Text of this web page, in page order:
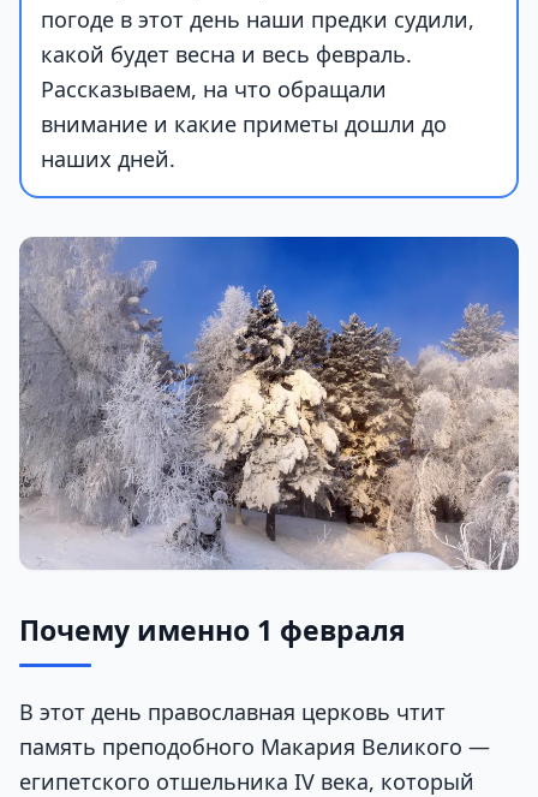
погоде в этот день наши предки судили,
какой будет весна и весь февраль.
Рассказываем, на что обращали
внимание и какие приметы дошли до
наших дней.
Почему именно 1 февраля
В этот день православная церковь чтит
память преподобного Макария Великого —
египетского отшельника IV века, который